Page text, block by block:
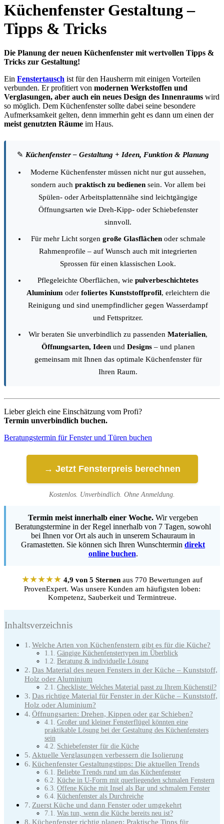
Küchenfenster Gestaltung –
Tipps & Tricks
Die Planung der neuen Küchenfenster mit wertvollen Tipps &
Tricks zur Gestaltung!
Ein Fenstertausch ist für den Hausherrn mit einigen Vorteilen
verbunden. Er profitiert von modernen Werkstoffen und
Verglasungen, aber auch ein neues Design des Innenraums wird
so möglich. Dem Küchenfenster sollte dabei seine besondere
Aufmerksamkeit gelten, denn immerhin geht es dann um einen der
meist genutzten Räume im Haus.
✎ Küchenfenster – Gestaltung + Ideen, Funktion & Planung
Moderne Küchenfenster müssen nicht nur gut aussehen,
sondern auch praktisch zu bedienensein. Vor allem bei
Spülen- oder Arbeitsplattennähe sind leichtgängige
Öffnungsarten wie Dreh-Kipp- oder Schiebefenster
sinnvoll.
Für mehr Licht sorgen große Glasflächenoder schmale
Rahmenprofile – auf Wunsch auch mit integrierten
Sprossen für einen klassischen Look.
Pflegeleichte Oberflächen, wie pulverbeschichtetes
Aluminium oder foliertes Kunststoffprofil, erleichtern die
Reinigung und sind unempfindlicher gegen Wasserdampf
und Fettspritzer.
Wir beraten Sie unverbindlich zu passenden Materialien,
Öffnungsarten, Ideenund Designs– und planen
gemeinsam mit Ihnen das optimale Küchenfenster für
Ihren Raum.
Lieber gleich eine Einschätzung vom Profi?
Termin unverbindlich buchen.
Beratungstermin für Fenster und Türen buchen
→ Jetzt Fensterpreis berechnen
Kostenlos. Unverbindlich. Ohne Anmeldung.
Termin meist innerhalb einer Woche. Wir vergeben
Beratungstermine in der Regel innerhalb von 7 Tagen, sowohl
bei Ihnen vor Ort als auch in unserem Schauraum in
Gramastetten. Sie können sich Ihren Wunschtermin direkt
online buchen.
★★★★★ 4,9 von 5 Sternen aus 770 Bewertungen auf
ProvenExpert. Was unsere Kunden am häufigsten loben:
Kompetenz, Sauberkeit und Termintreue.
Inhaltsverzeichnis
Welche Arten von Küchenfenstern gibt es für die Küche?
Gängige Küchenfenstertypen im Überblick
Beratung & individuelle Lösung
Das Material des neuen Fensters in der Küche – Kunststoff,
Holz oder Aluminium
Checkliste: Welches Material passt zu Ihrem Küchenstil?
Das richtige Material für Fenster in der Küche – Kunststoff,
Holz oder Aluminium?
Öffnungsarten: Drehen, Kippen oder gar Schieben?
Großer und kleiner Fensterflügel könnten eine
praktikable Lösung bei der Gestaltung des Küchenfensters
sein
Schiebefenster für die Küche
Aktuelle Verglasungen verbessern die Isolierung
Küchenfenster Gestaltungstipps: Die aktuellen Trends
Beliebte Trends rund um das Küchenfenster
Küche in U-Form mit querliegenden schmalen Fenstern
Offene Küche mit Insel als Bar und schmalem Fenster
Küchenfenster als Durchreiche
Zuerst Küche und dann Fenster oder umgekehrt
Was tun, wenn die Küche bereits neu ist?
Küchenfenster richtig planen: Praktische Tipps für